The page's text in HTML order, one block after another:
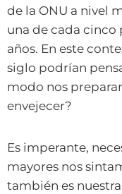
de la ONU a nivel
una de cada cinco
años. En este
siglo podrían
modo nos
envejecer?
Es imperante,
mayores nos
también es